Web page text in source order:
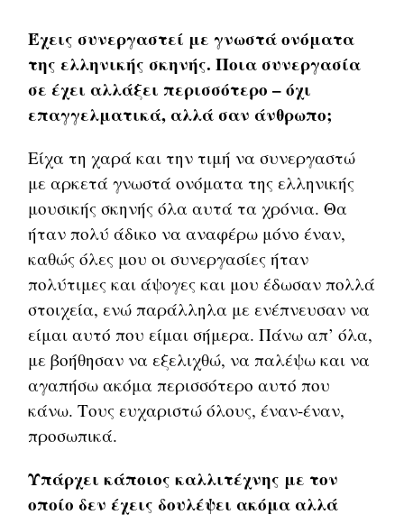
Έχεις συνεργαστεί με γνωστά ονόματα
της ελληνικής σκηνής. Ποια συνεργασία
σε έχει αλλάξει περισσότερο – όχι
επαγγελματικά, αλλά σαν άνθρωπο;
Είχα τη χαρά και την τιμή να συνεργαστώ
με αρκετά γνωστά ονόματα της ελληνικής
μουσικής σκηνής όλα αυτά τα χρόνια. Θα
ήταν πολύ άδικο να αναφέρω μόνο έναν,
καθώς όλες μου οι συνεργασίες ήταν
πολύτιμες και άψογες και μου έδωσαν πολλά
στοιχεία, ενώ παράλληλα με ενέπνευσαν να
είμαι αυτό που είμαι σήμερα. Πάνω απ’ όλα,
με βοήθησαν να εξελιχθώ, να παλέψω και να
αγαπήσω ακόμα περισσότερο αυτό που
κάνω. Τους ευχαριστώ όλους, έναν-έναν,
προσωπικά.
Υπάρχει κάποιος καλλιτέχνης με τον
οποίο δεν έχεις δουλέψει ακόμα αλλά